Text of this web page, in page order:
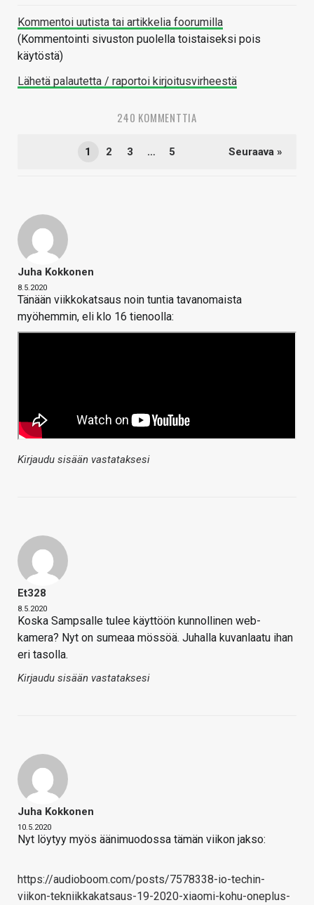
Kommentoi uutista tai artikkelia foorumilla
(Kommentointi sivuston puolella toistaiseksi pois
käytöstä)
Lähetä palautetta / raportoi kirjoitusvirheestä
240 KOMMENTTIA
1 2 3 … 5 Seuraava »
Juha Kokkonen
8.5.2020
Tänään viikkokatsaus noin tuntia tavanomaista
myöhemmin, eli klo 16 tienoolla:
Kirjaudu sisään vastataksesi
Et328
8.5.2020
Koska Sampsalle tulee käyttöön kunnollinen web-
kamera? Nyt on sumeaa mössöä. Juhalla kuvanlaatu ihan
eri tasolla.
Kirjaudu sisään vastataksesi
Juha Kokkonen
10.5.2020
Nyt löytyy myös äänimuodossa tämän viikon jakso:
https://audioboom.com/posts/7578338-io-techin-
viikon-tekniikkakatsaus-19-2020-xiaomi-kohu-oneplus-